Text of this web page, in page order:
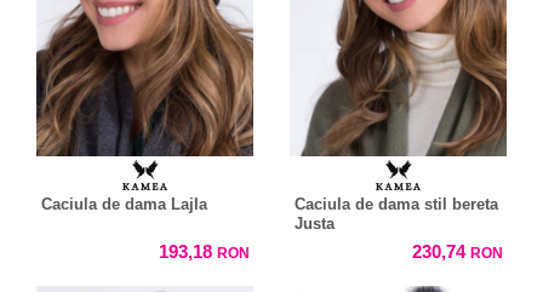
Caciula de dama Lajla
193,18 RON
Caciula de dama stil bereta
Justa
230,74 RON